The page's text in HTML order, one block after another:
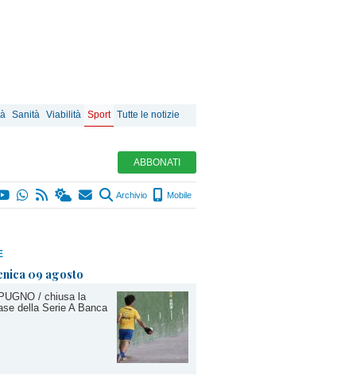
Sanità Viabilità Sport Tutte le notizie
ABBONATI
Archivio Mobile
09 agosto
/ chiusa la
della Serie A Banca